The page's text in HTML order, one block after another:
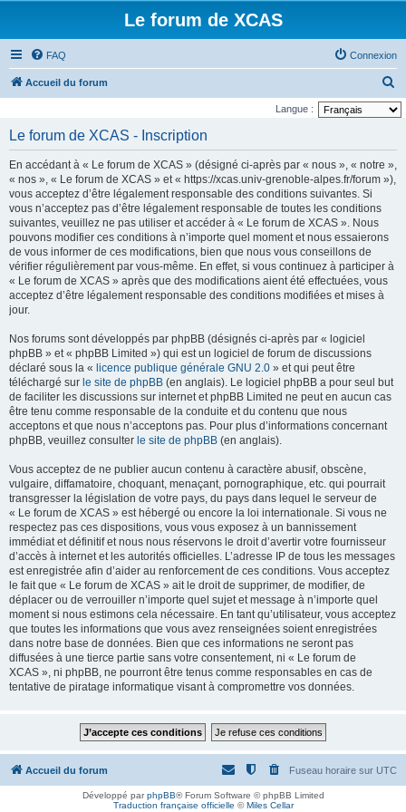
Le forum de XCAS
FAQ Connexion
Accueil du forum
e
e
Langue :
Le forum de XCAS - Inscription
En accédant à « Le forum de XCAS » (désigné ci-après par « nous », « notre »,
« nos », « Le forum de XCAS » et « https://xcas.univ-grenoble-alpes.fr/forum »),
vous acceptez d’être légalement responsable des conditions suivantes. Si
vous n’acceptez pas d’être légalement responsable de toutes les conditions
suivantes, veuillez ne pas utiliser et accéder à « Le forum de XCAS ». Nous
pouvons modifier ces conditions à n’importe quel moment et nous essaierons
de vous informer de ces modifications, bien que nous vous conseillons de
vérifier régulièrement par vous-même. En effet, si vous continuez à participer à
« Le forum de XCAS » après que des modifications aient été effectuées, vous
acceptez d’être légalement responsable des conditions modifiées et mises à
jour.
Nos forums sont développés par phpBB (désignés ci-après par « logiciel
phpBB » et « phpBB Limited ») qui est un logiciel de forum de discussions
déclaré sous la « licence publique générale GNU 2.0 » et qui peut être
téléchargé sur le site de phpBB (en anglais). Le logiciel phpBB a pour seul but
de faciliter les discussions sur internet et phpBB Limited ne peut en aucun cas
être tenu comme responsable de la conduite et du contenu que nous
acceptons et que nous n’acceptons pas. Pour plus d’informations concernant
phpBB, veuillez consulter le site de phpBB (en anglais).
Vous acceptez de ne publier aucun contenu à caractère abusif, obscène,
vulgaire, diffamatoire, choquant, menaçant, pornographique, etc. qui pourrait
transgresser la législation de votre pays, du pays dans lequel le serveur de
« Le forum de XCAS » est hébergé ou encore la loi internationale. Si vous ne
respectez pas ces dispositions, vous vous exposez à un bannissement
immédiat et définitif et nous nous réservons le droit d’avertir votre fournisseur
d’accès à internet et les autorités officielles. L’adresse IP de tous les messages
est enregistrée afin d’aider au renforcement de ces conditions. Vous acceptez
le fait que « Le forum de XCAS » ait le droit de supprimer, de modifier, de
déplacer ou de verrouiller n’importe quel sujet et message à n’importe quel
moment si nous estimons cela nécessaire. En tant qu’utilisateur, vous acceptez
que toutes les informations que vous avez renseignées soient enregistrées
dans notre base de données. Bien que ces informations ne seront pas
diffusées à une tierce partie sans votre consentement, ni « Le forum de
XCAS », ni phpBB, ne pourront être tenus comme responsables en cas de
tentative de piratage informatique visant à compromettre vos données.
Accueil du forum Fuseau horaire sur UTC
Développé parphpBB® Forum Software © phpBB Limited
Traduction française officielle ©Miles Cellar